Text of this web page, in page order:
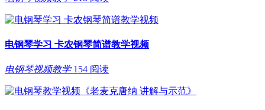
电钢琴学习 卡农钢琴简谱教学视频
电钢琴视频教学 154 阅读